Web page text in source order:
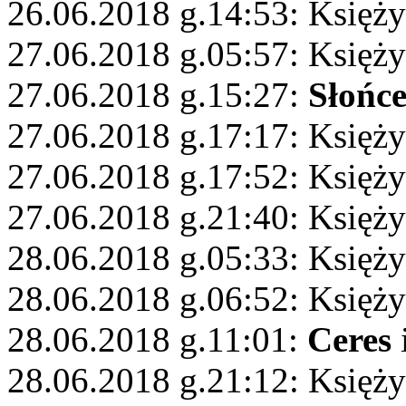
26.06.2018 g.14:53:
27.06.2018 g.05:57:
27.06.2018 g.15:27: Słońce
27.06.2018 g.17:17:
27.06.2018 g.17:52:
27.06.2018 g.21:40:
28.06.2018 g.05:33:
28.06.2018 g.06:52:
28.06.2018 g.11:01: Ceres
28.06.2018 g.21:12: